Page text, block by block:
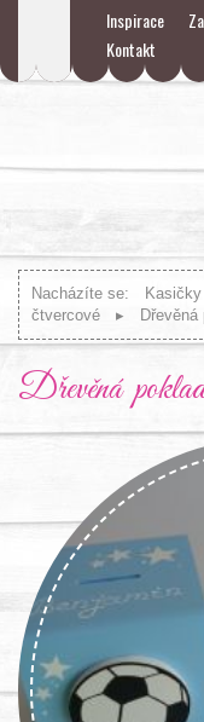
Inspirace
Kontakt
Nacházíte se:
čtvercové
Dřevěná